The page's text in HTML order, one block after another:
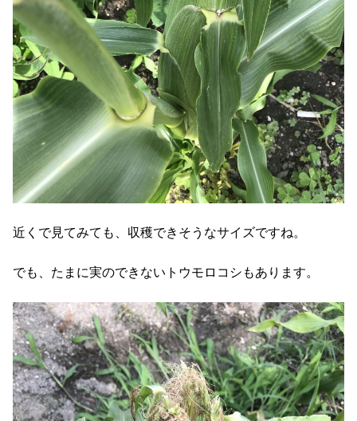
近くで見てみても、収穫できそうなサイズですね。
でも、たまに実のできないトウモロコシもあります。